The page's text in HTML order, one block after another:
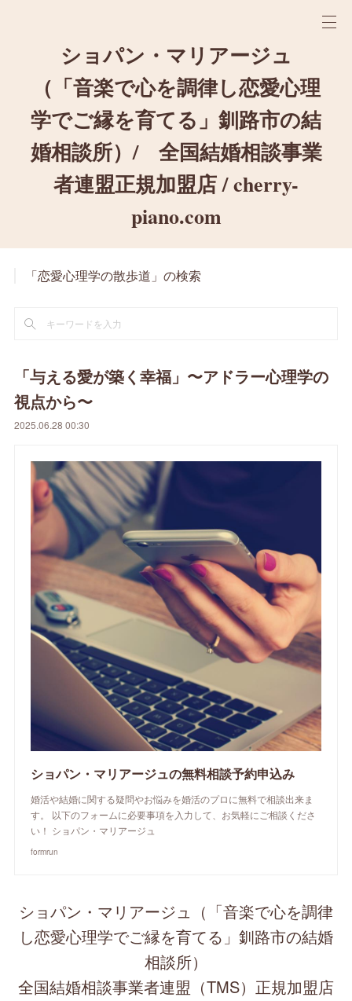
ショパン・マリアージュ
（「音楽で心を調律し恋愛心理
学でご縁を育てる」釧路市の結
婚相談所）/ 全国結婚相談事業
者連盟正規加盟店 / cherry-
piano.com
「恋愛心理学の散歩道」の検索
「与える愛が築く幸福」〜アドラー心理学の
視点から〜
2025.06.28 00:30
ショパン・マリアージュの無料相談予約申込み
婚活や結婚に関する疑問やお悩みを婚活のプロに無料で相談出来ま
す。 以下のフォームに必要事項を入力して、お気軽にご相談くださ
い！ ショパン・マリアージュ
formrun
ショパン・マリアージュ（「音楽で心を調律
し恋愛心理学でご縁を育てる」釧路市の結婚
相談所）
全国結婚相談事業者連盟（TMS）正規加盟店